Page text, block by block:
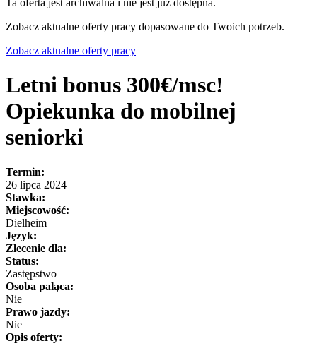
Ta oferta jest archiwalna i nie jest już dostępna.
Zobacz aktualne oferty pracy dopasowane do Twoich potrzeb.
Zobacz aktualne oferty pracy
Letni bonus 300€/msc!
Opiekunka do mobilnej
seniorki
Termin:
26 lipca 2024
Stawka:
Miejscowość:
Dielheim
Język:
Zlecenie dla:
Status:
Zastępstwo
Osoba paląca:
Nie
Prawo jazdy:
Nie
Opis oferty: